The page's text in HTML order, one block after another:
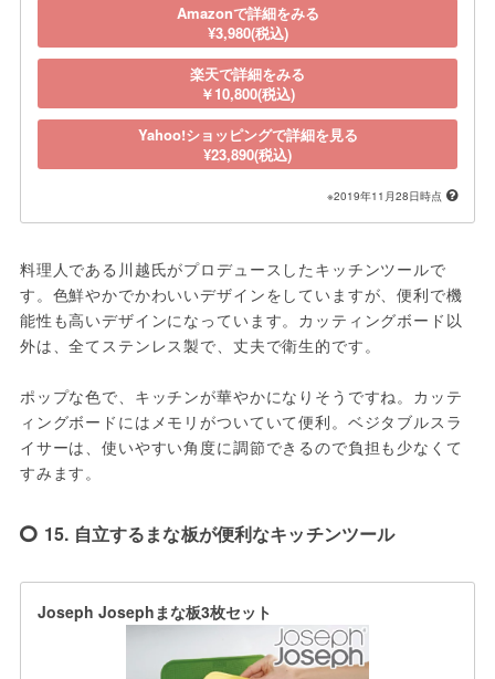
Amazonで詳細をみる
¥3,980(税込)
楽天で詳細をみる
￥10,800(税込)
Yahoo!ショッピングで詳細を見る
¥23,890(税込)
※2019年11月28日時点
料理人である川越氏がプロデュースしたキッチンツールで
す。色鮮やかでかわいいデザインをしていますが、便利で機
能性も高いデザインになっています。カッティングボード以
外は、全てステンレス製で、丈夫で衛生的です。
ポップな色で、キッチンが華やかになりそうですね。カッテ
ィングボードにはメモリがついていて便利。ベジタブルスラ
イサーは、使いやすい角度に調節できるので負担も少なくて
すみます。
15. 自立するまな板が便利なキッチンツール
Joseph Josephまな板3枚セット